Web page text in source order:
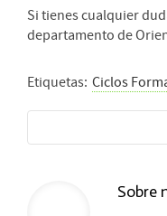
Si tienes cualquier
departamento de
Etiquetas: Ciclos
Sobre